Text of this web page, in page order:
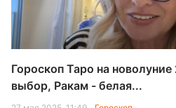
Гороскоп Таро на
выбор, Ракам - белая...